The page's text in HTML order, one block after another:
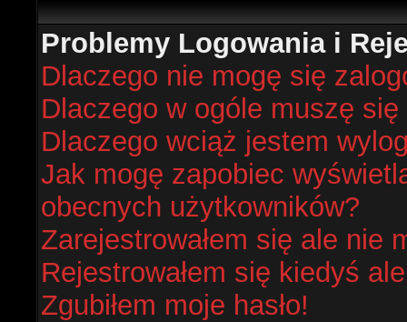
Problemy Logowania i
Dlaczego nie mogę się
Dlaczego w ogóle muszę
Dlaczego wciąż jestem
Jak mogę zapobiec
obecnych użytkowników?
Zarejestrowałem się ale nie
Rejestrowałem się kiedyś
Zgubiłem moje hasło!